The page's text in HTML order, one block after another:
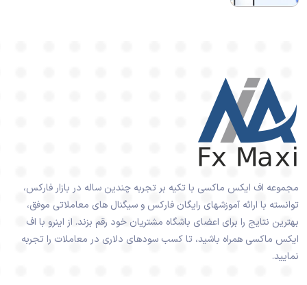
مجموعه اف ایکس ماکسی با تکیه بر تجربه چندین ساله در بازار فارکس،
توانسته با ارائه آموزشهای رایگان فارکس و سیگنال های معاملاتی موفق،
بهترین نتایج را برای اعضای باشگاه مشتریان خود رقم بزند. از اینرو با اف
ایکس ماکسی همراه باشید، تا کسب سودهای دلاری در معاملات را تجربه
نمایید.